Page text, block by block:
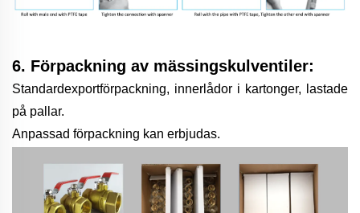
6. Förpackning av mässingskulventiler:
Standardexportförpackning, innerlådor i kartonger, lastade
på pallar.
Anpassad förpackning kan erbjudas.